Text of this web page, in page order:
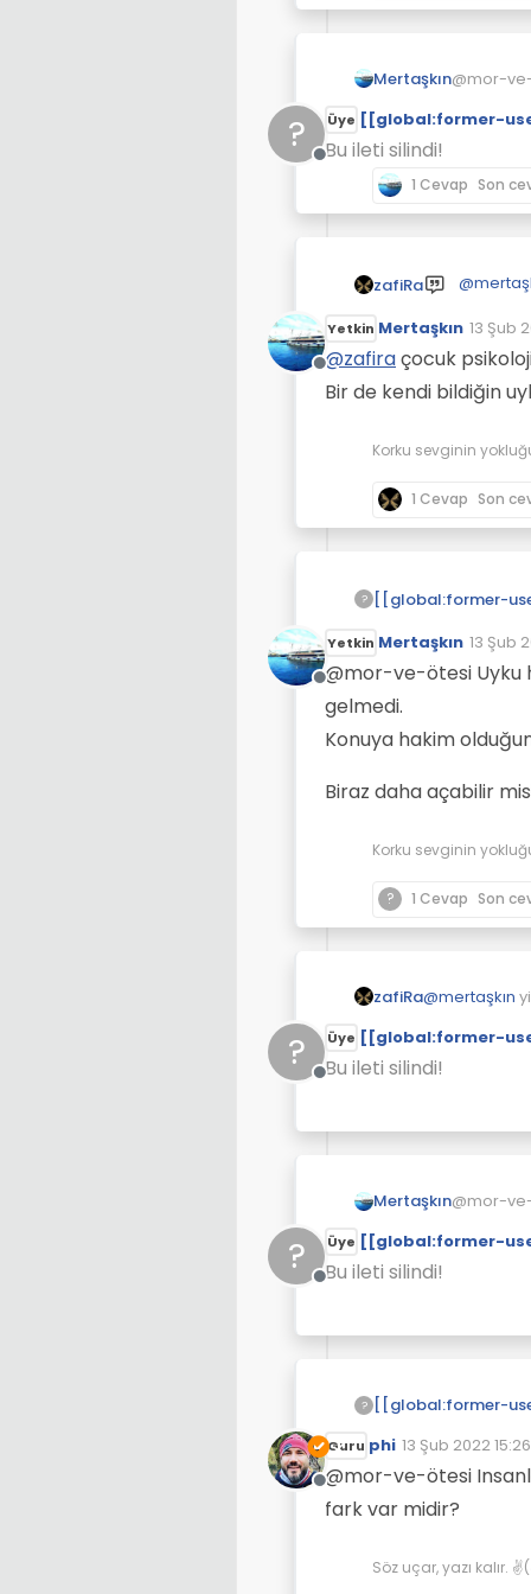
Mertaşkın@mor-ve-
?
Çevrimdışı
Üye [[global:former-
Bu ileti silindi!
1 Cevap Son
zafiRa @
direnen
kadar
uykunun
okunup
Çevrimdışı
Yetkin Mertaşkın 13 Şub
Son
@zafiraçocuk
Bir de kendi bildiğin
Korku sevginin
1 Cevap Son
?
Çevrimdışı
Yetkin Mertaşkın 13 Şub
Son
@mor-ve-ötesi Uyku
gelmedi.
Konuya hakim
Biraz daha açabilir
Korku sevginin
? 1 Cevap Son
zafiRa@mertaşkın
direnen
uyuyorum
kadar yol
bir masal
gün uyku
?
Çevrimdışı
Üye [[global:former-
Bu ileti silindi!
Mertaşkın@mor-
Biraz
?
Çevrimdışı
Üye [[global:former-
Bu ileti silindi!
?
Çevrimdışı
Guru phi 13 Şub 2022 15:26
Son düzenleyen:
@mor-ve-ötesi
fark var midir?
Söz uçar, yazı kalır.